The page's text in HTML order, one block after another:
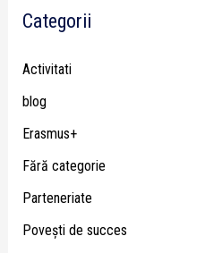
Categorii
Activitati
blog
Erasmus+
Fără categorie
Parteneriate
Poveşti de succes